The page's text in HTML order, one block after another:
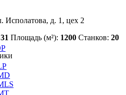
Исполатова, д. 1, цех 2
31 Площадь (м²): 1200 Станков: 20